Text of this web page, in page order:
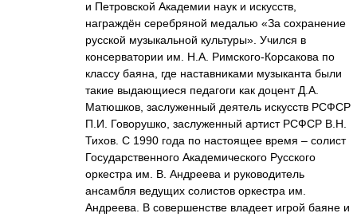
и Петровской Академии наук и искусств,
награждён серебряной медалью «За сохранение
русской музыкальной культуры». Учился в
консерватории им. Н.А. Римского-Корсакова по
классу баяна, где наставниками музыканта были
такие выдающиеся педагоги как доцент Д.А.
Матюшков, заслуженный деятель искусств РСФСР
П.И. Говорушко, заслуженный артист РСФСР В.Н.
Тихов. С 1990 года по настоящее время – солист
Государственного Академического Русского
оркестра им. В. Андреева и руководитель
ансамбля ведущих солистов оркестра им.
Андреева. В совершенстве владеет игрой баяне и